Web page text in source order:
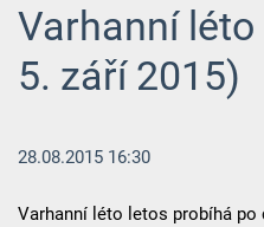
Varhanní
5. září 2015)
28.08.2015 16:30
Varhanní léto letos probíhá